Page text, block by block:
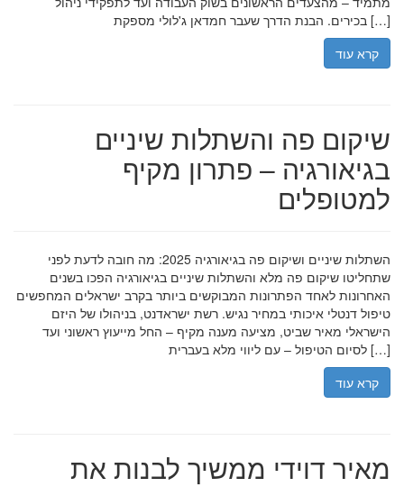
בכירים. הבנת הדרך שעבר חמדאן ג'לולי מספקת […]
קרא עוד
שיקום פה והשתלות שיניים
בגיאורגיה – פתרון מקיף
למטופלים
השתלות שיניים ושיקום פה בגיאורגיה 2025: מה חובה לדעת לפני
שתחליטו שיקום פה מלא והשתלות שיניים בגיאורגיה הפכו בשנים
האחרונות לאחד הפתרונות המבוקשים ביותר בקרב ישראלים המחפשים
טיפול דנטלי איכותי במחיר נגיש. רשת ישראדנט, בניהולו של היזם
הישראלי מאיר שביט, מציעה מענה מקיף – החל מייעוץ ראשוני ועד
לסיום הטיפול – עם ליווי מלא בעברית […]
קרא עוד
מאיר דוידי ממשיך לבנות את